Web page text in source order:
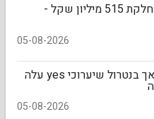
בזק מגדילה את הרווח ב־38% ומחלקת 515 מיליון שקל -
05-08-2026
הרווח הנקי של בזק ירד ב-28%, אך בנטרול שיערוכי yes עלה
05-08-2026